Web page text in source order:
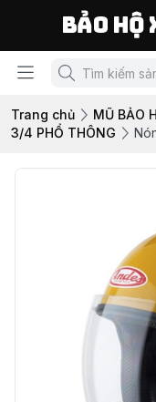
Bảo Hộ
Trang chủ MŨ BẢO
3/4 PHỔ THÔNG